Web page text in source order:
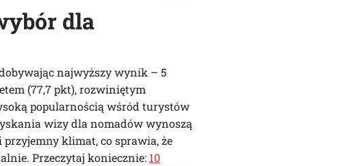
dla
najwyższy wynik – 5
(77,7 pkt), rozwiniętym
popularnością wśród turystów
wizy dla nomadów wynoszą
klimat, co sprawia, że
Przeczytaj koniecznie: 10